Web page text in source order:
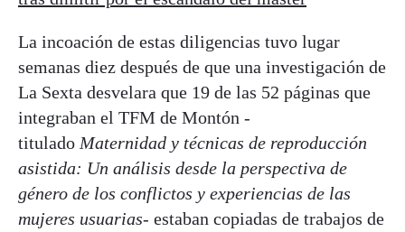
La incoación de estas diligencias tuvo lugar
semanas diez después de que una investigación de
La Sexta desvelara que 19 de las 52 páginas que
integraban el TFM de Montón -
titulado Maternidad y técnicas de reproducción
asistida: Un análisis desde la perspectiva de
género de los conflictos y experiencias de las
mujeres usuarias- estaban copiadas de trabajos de